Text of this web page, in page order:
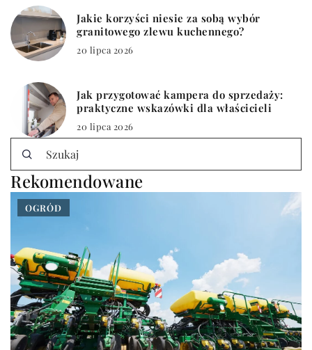
Jakie korzyści niesie za sobą wybór
granitowego zlewu kuchennego?
20 lipca 2026
Jak przygotować kampera do sprzedaży:
praktyczne wskazówki dla właścicieli
20 lipca 2026
Rekomendowane
OGRÓD